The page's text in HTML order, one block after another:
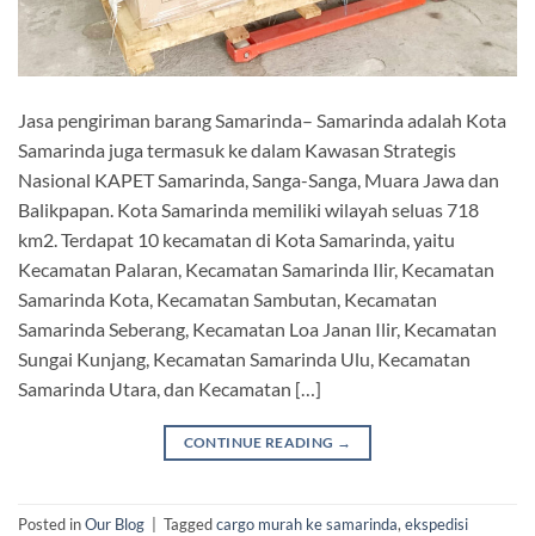
Jasa pengiriman barang Samarinda– Samarinda adalah Kota
Samarinda juga termasuk ke dalam Kawasan Strategis
Nasional KAPET Samarinda, Sanga-Sanga, Muara Jawa dan
Balikpapan. Kota Samarinda memiliki wilayah seluas 718
km2. Terdapat 10 kecamatan di Kota Samarinda, yaitu
Kecamatan Palaran, Kecamatan Samarinda Ilir, Kecamatan
Samarinda Kota, Kecamatan Sambutan, Kecamatan
Samarinda Seberang, Kecamatan Loa Janan Ilir, Kecamatan
Sungai Kunjang, Kecamatan Samarinda Ulu, Kecamatan
Samarinda Utara, dan Kecamatan […]
CONTINUE READING →
Posted inOur Blog Taggedcargo murah ke samarinda, ekspedisi